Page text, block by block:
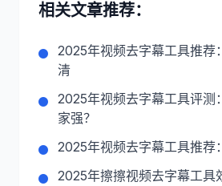
相关文章推荐：
2025年视频去字幕工具推荐
清
2025年视频去字幕工具评测
家强？
2025年视频去字幕工具推荐
2025年擦擦视频去字幕工具